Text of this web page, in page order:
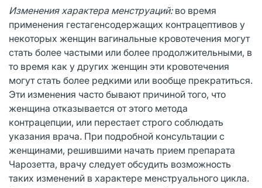
Изменения характера менструаций:во время
применения гестагенсодержащих контрацептивов у
некоторых женщин вагинальные кровотечения могут
стать более частыми или более продолжительными, в
то время как у других женщин эти кровотечения
могут стать более редкими или вообще прекратиться.
Эти изменения часто бывают причиной того, что
женщина отказывается от этого метода
контрацепции, или перестает строго соблюдать
указания врача. При подробной консультации с
женщинами, решившими начать прием препарата
Чарозетта, врачу следует обсудить возможность
таких изменений в характере менструального цикла.